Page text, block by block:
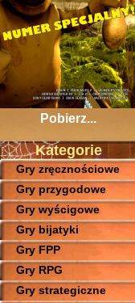
Pobierz...
Kategorie
Gry zręcznościowe
Gry przygodowe
Gry wyścigowe
Gry bijatyki
Gry FPP
Gry RPG
Gry strategiczne